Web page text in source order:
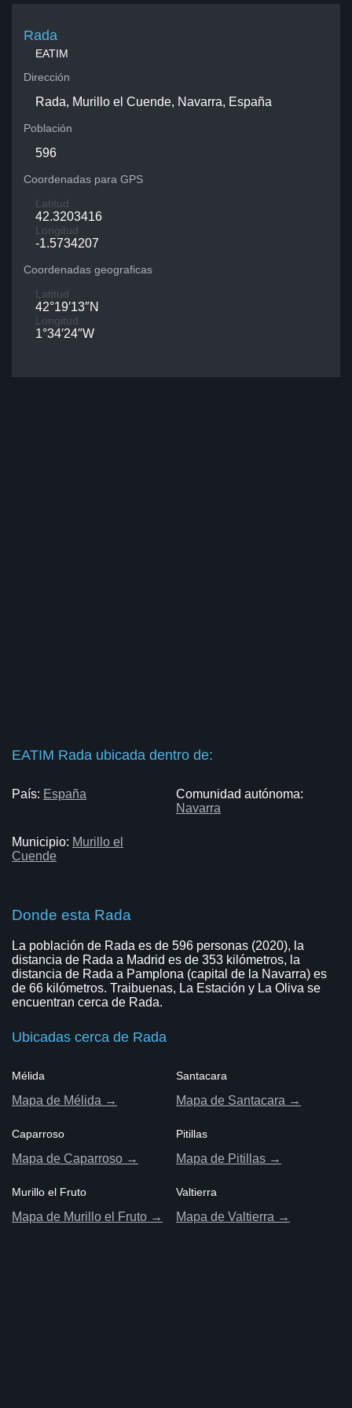
Rada
EATIM
Dirección
Rada, Murillo el Cuende, Navarra, España
Población
596
Coordenadas para GPS
Latitud
42.3203416
Longitud
-1.5734207
Coordenadas geograficas
Latitud
42°19′13″N
Longitud
1°34′24″W
EATIM Rada ubicada dentro de:
País: España
Comunidad autónoma:
Navarra
Municipio: Murillo el
Cuende
Donde esta Rada
La población de Rada es de 596 personas (2020), la
distancia de Rada a Madrid es de 353 kilómetros, la
distancia de Rada a Pamplona (capital de la Navarra) es
de 66 kilómetros. Traibuenas, La Estación y La Oliva se
encuentran cerca de Rada.
Ubicadas cerca de Rada
Mélida
Mapa de Mélida →
Santacara
Mapa de Santacara →
Caparroso
Mapa de Caparroso →
Pitillas
Mapa de Pitillas →
Murillo el Fruto
Mapa de Murillo el Fruto →
Valtierra
Mapa de Valtierra →